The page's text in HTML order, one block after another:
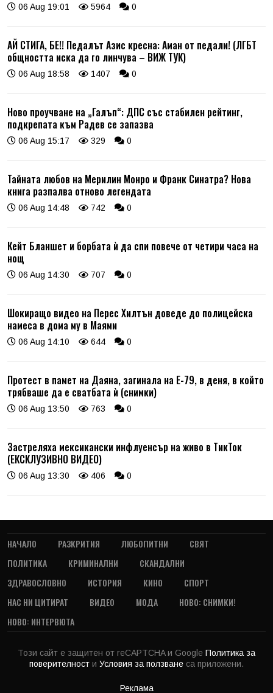
06 Aug 19:01 5964 0
АЙ СТИГА, БЕ!! Педалът Азис кресна: Аман от педали! (ЛГБТ
общността иска да го линчува – ВИЖ ТУК)
06 Aug 18:58 1407 0
Ново проучване на „Галъп“: ДПС със стабилен рейтинг,
подкрепата към Радев се запазва
06 Aug 15:17 329 0
Тайната любов на Мерилин Монро и Франк Синатра? Нова
книга разпалва отново легендата
06 Aug 14:48 742 0
Кейт Бланшет и борбата ѝ да спи повече от четири часа на
нощ
06 Aug 14:30 707 0
Шокиращо видео на Перес Хилтън доведе до полицейска
намеса в дома му в Маями
06 Aug 14:10 644 0
Протест в памет на Даяна, загинала на Е-79, в деня, в който
трябваше да е сватбата ѝ (снимки)
06 Aug 13:50 763 0
Застреляха мексикански инфлуенсър на живо в ТикТок
(ЕКСКЛУЗИВНО ВИДЕО)
06 Aug 13:30 406 0
НАЧАЛО РАЗКРИТИЯ ЛЮБОПИТНИ
СВЯТ
ПОЛИТИКА
КРИМИНАЛНИ
СКАНДАЛНИ
ЗДРАВОСЛОВНО
ИСТОРИЯ КИНО
СПОРТ
НАС НИ ЦИТИРАТ
ВИДЕО МОДА
НОВО: СНИМКИ!
НОВО: ИНТЕРВЮТА
Този сайт е защитен от reCAPTCHA и Google Политика за
поверителност и Условия за ползване са приложени.
Реклама